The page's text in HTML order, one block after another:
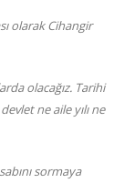
olarak Cihangir
olacağız. Tarihi
ne aile yılı ne
sormaya